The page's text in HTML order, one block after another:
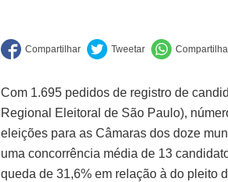
Com 1.695 pedidos de registro de
Regional Eleitoral de São Paulo),
eleições para as Câmaras dos doze
uma concorrência média de 13
queda de 31,6% em relação à do pleito